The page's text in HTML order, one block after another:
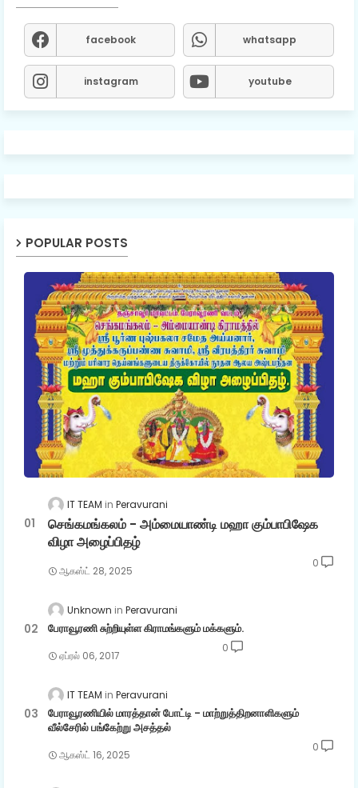
facebook whatsapp
instagram youtube
POPULAR POSTS
IT TEAM Peravurani
செங்கமங்கலம் - அம்மையாண்டி மஹா கும்பாபிஷேக
விழா அழைப்பிதழ்
ஆகஸ்ட் 28, 2025
0
Unknown Peravurani
பேராவூரணி சுற்றியுள்ள கிராமங்களும் மக்களும்.
ஏப்ரல் 06, 2017
0
IT TEAM Peravurani
பேராவூரணியில் மாரத்தான் போட்டி - மாற்றுத்திறனாளிகளும்
வீல்சேரில் பங்கேற்று அசத்தல்
ஆகஸ்ட் 16, 2025
0